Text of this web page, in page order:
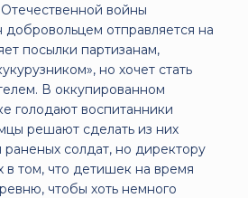
войны
отправляется на
посылки партизанам,
но хочет стать
В оккупированном
голодают воспитанники
решают сделать из них
солдат, но директору
в том, что детишек на время
чтобы хоть немного